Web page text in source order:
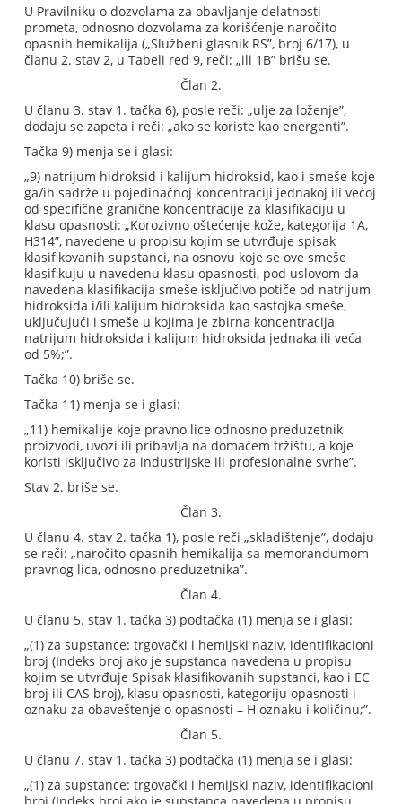
U Pravilniku o dozvolama za obavljanje delatnosti
prometa, odnosno dozvolama za korišćenje naročito
opasnih hemikalija („Službeni glasnik RS”, broj 6/17), u
članu 2. stav 2, u Tabeli red 9, reči: „ili 1B” brišu se.
Član 2.
U članu 3. stav 1. tačka 6), posle reči: „ulje za loženje”,
dodaju se zapeta i reči: „ako se koriste kao energenti”.
Tačka 9) menja se i glasi:
„9) natrijum hidroksid i kalijum hidroksid, kao i smeše koje
ga/ih sadrže u pojedinačnoj koncentraciji jednakoj ili većoj
od specifične granične koncentracije za klasifikaciju u
klasu opasnosti: „Korozivno oštećenje kože, kategorija 1A,
H314”, navedene u propisu kojim se utvrđuje spisak
klasifikovanih supstanci, na osnovu koje se ove smeše
klasifikuju u navedenu klasu opasnosti, pod uslovom da
navedena klasifikacija smeše isključivo potiče od natrijum
hidroksida i/ili kalijum hidroksida kao sastojka smeše,
uključujući i smeše u kojima je zbirna koncentracija
natrijum hidroksida i kalijum hidroksida jednaka ili veća
od 5%;”.
Tačka 10) briše se.
Tačka 11) menja se i glasi:
„11) hemikalije koje pravno lice odnosno preduzetnik
proizvodi, uvozi ili pribavlja na domaćem tržištu, a koje
koristi isključivo za industrijske ili profesionalne svrhe”.
Stav 2. briše se.
Član 3.
U članu 4. stav 2. tačka 1), posle reči „skladištenje”, dodaju
se reči: „naročito opasnih hemikalija sa memorandumom
pravnog lica, odnosno preduzetnika”.
Član 4.
U članu 5. stav 1. tačka 3) podtačka (1) menja se i glasi:
„(1) za supstance: trgovački i hemijski naziv, identifikacioni
broj (Indeks broj ako je supstanca navedena u propisu
kojim se utvrđuje Spisak klasifikovanih supstanci, kao i EC
broj ili CAS broj), klasu opasnosti, kategoriju opasnosti i
oznaku za obaveštenje o opasnosti – H oznaku i količinu;”.
Član 5.
U članu 7. stav 1. tačka 3) podtačka (1) menja se i glasi:
„(1) za supstance: trgovački i hemijski naziv, identifikacioni